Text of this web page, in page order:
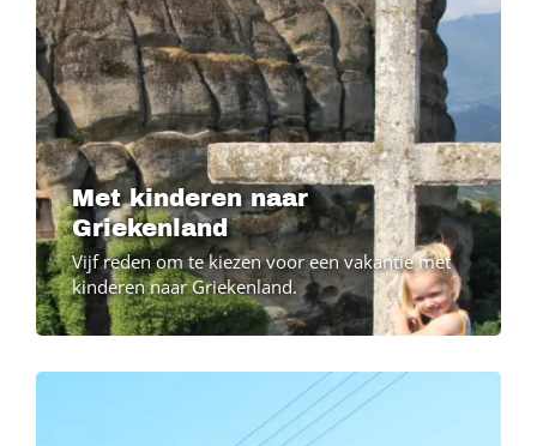
Met kinderen naar
Griekenland
Vijf reden om te kiezen voor een vakantie met
kinderen naar Griekenland.